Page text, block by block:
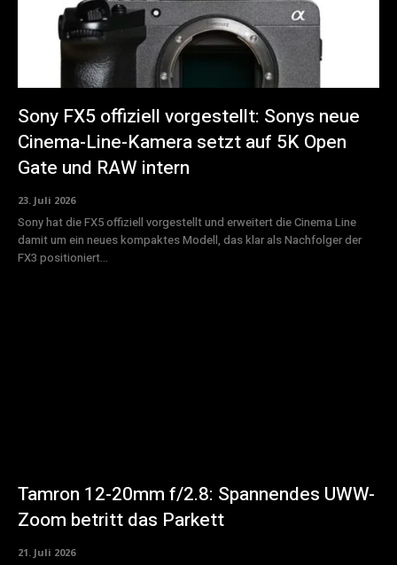
Sony FX5 offiziell vorgestellt: Sonys neue
Cinema-Line-Kamera setzt auf 5K Open
Gate und RAW intern
23. Juli 2026
Sony hat die FX5 offiziell vorgestellt und erweitert die Cinema Line
damit um ein neues kompaktes Modell, das klar als Nachfolger der
FX3 positioniert...
Tamron 12-20mm f/2.8: Spannendes UWW-
Zoom betritt das Parkett
21. Juli 2026